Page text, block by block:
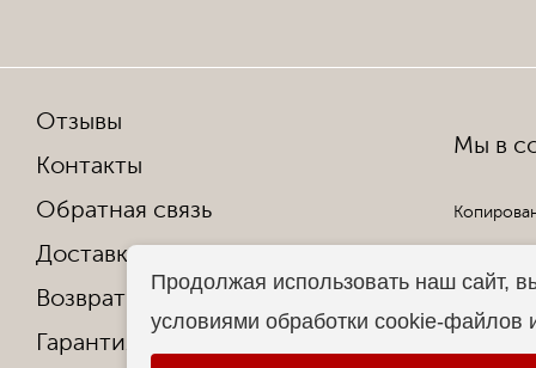
Отзывы
Контакты
Обратная связь
Доставка и оплата
Возврат и обмен
Гарантия от производителя
Мы в
Продолжая использовать наш сайт,
условиями обработки cookie-файлов